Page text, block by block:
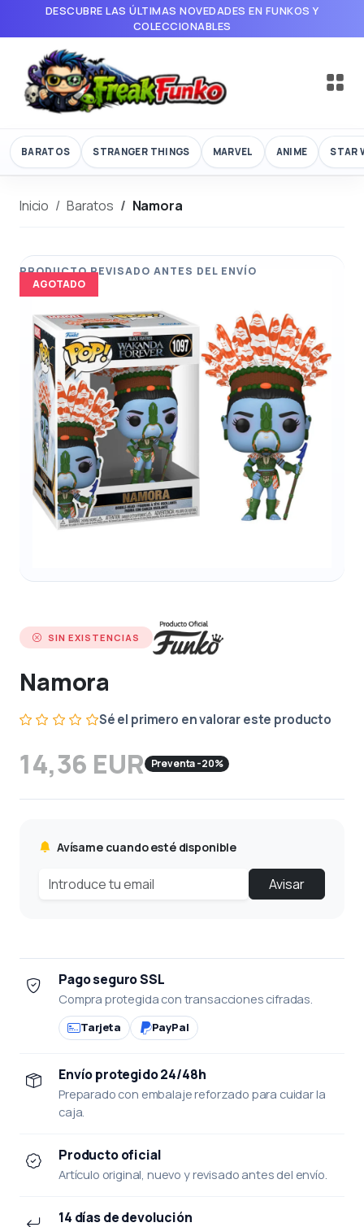
DESCUBRE LAS ÚLTIMAS NOVEDADES EN FUNKOS Y
COLECCIONABLES
BARATOS STRANGER THINGS MARVEL ANIME STAR
Inicio Baratos Namora
AGOTADO
SIN EXISTENCIAS
Namora
Sé el primero en valorar este producto
14,36 EUR Preventa -20%
Avísame cuando esté disponible
Avisar
Pago seguro SSL
Compra protegida con transacciones cifradas.
Tarjeta PayPal
Envío protegido 24/48h
Preparado con embalaje reforzado para cuidar la
caja.
Producto oficial
Artículo original, nuevo y revisado antes del envío.
14 días de devolución